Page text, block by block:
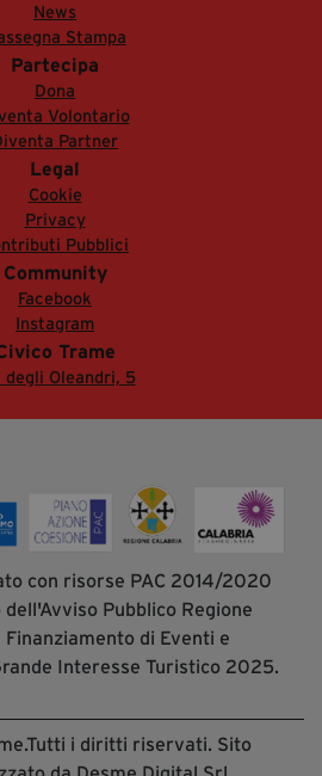
News
Stampa
Partecipa
Dona
Volontario
Partner
Legal
Cookie
Privacy
Pubblici
Community
Facebook
Instagram
Trame
degli Oleandri, 5
con risorse PAC 2014/2020
Pubblico Regione
di Eventi e
Interesse Turistico 2025.
i diritti riservati. Sito